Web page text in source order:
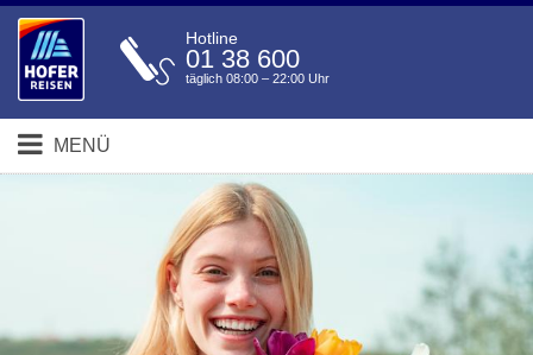
Hotline
01 38 600
täglich 08:00 – 22:00 Uhr
MENÜ